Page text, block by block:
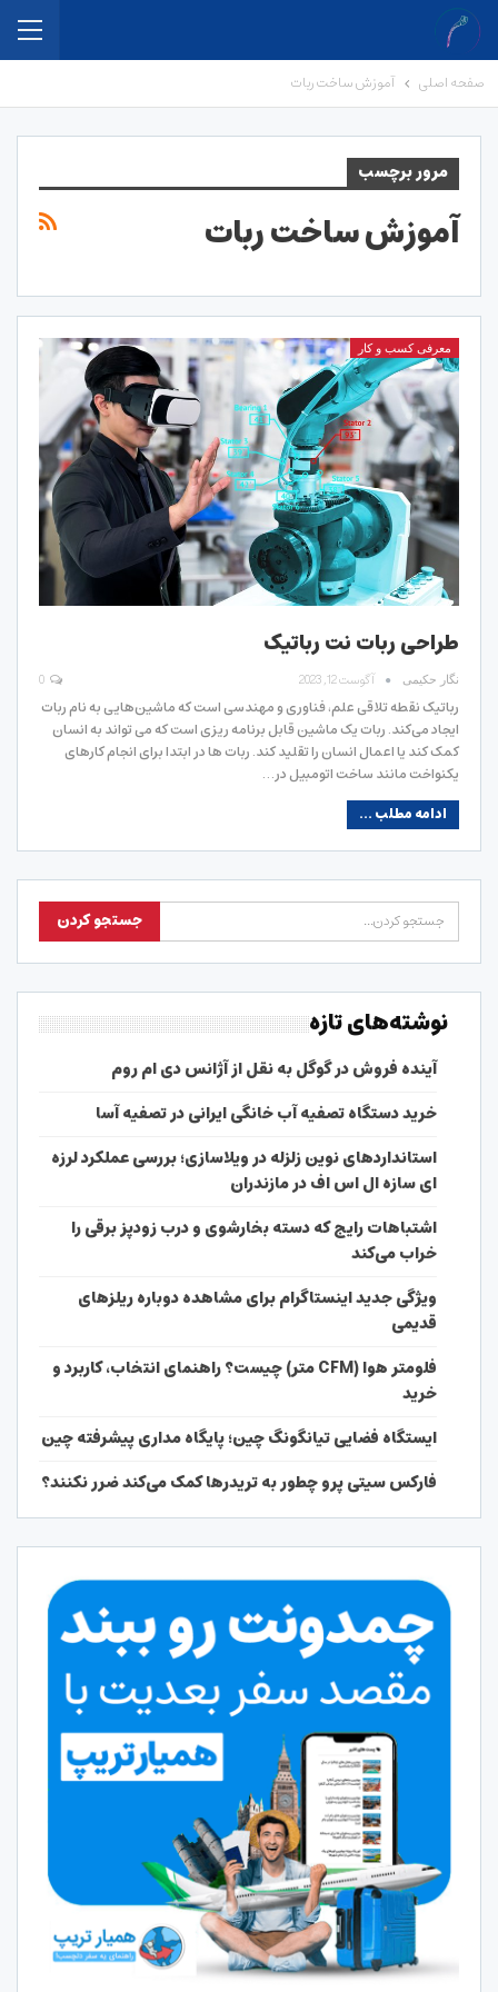
صفحه اصلی آموزش ساخت ربات
مرور برچسب
آموزش ساخت ربات
معرفی کسب و کار
طراحی ربات نت رباتیک
نگار حکیمی آگوست 12, 2023
رباتیک نقطه تلاقی علم، فناوری و مهندسی است که ماشین‌هایی به نام ربات
ایجاد می‌کند. ربات یک ماشین قابل برنامه ریزی است که می تواند به انسان
کمک کند یا اعمال انسان را تقلید کند. ربات ها در ابتدا برای انجام کارهای
یکنواخت مانند ساخت اتومبیل در…
ادامه مطلب ...
نوشته‌های تازه
آینده فروش در گوگل به نقل از آژانس دی ام روم
خرید دستگاه تصفیه آب خانگی ایرانی در تصفیه آسا
استانداردهای نوین زلزله در ویلاسازی؛ بررسی عملکرد لرزه
ای سازه ال اس اف در مازندران
اشتباهات رایج که دسته بخارشوی و درب زودپز برقی را
خراب می‌کند
ویژگی جدید اینستاگرام برای مشاهده دوباره ریلزهای
قدیمی
فلومتر هوا (CFM متر) چیست؟ راهنمای انتخاب، کاربرد و
خرید
ایستگاه فضایی تیانگونگ چین؛ پایگاه مداری پیشرفته چین
فارکس سیتی پرو چطور به تریدرها کمک می‌کند ضرر نکنند؟